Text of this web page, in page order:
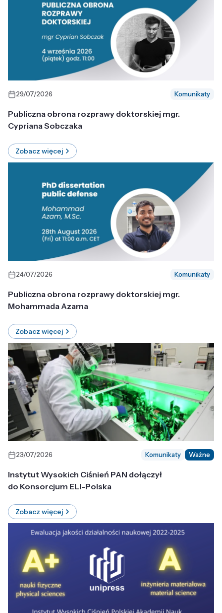
29/07/2026 Komunikaty
Publiczna obrona rozprawy doktorskiej mgr.
Cypriana Sobczaka
Zobacz więcej
24/07/2026 Komunikaty
Publiczna obrona rozprawy doktorskiej mgr.
Mohammada Azama
Zobacz więcej
23/07/2026 Komunikaty Ważne
Instytut Wysokich Ciśnień PAN dołączył
do Konsorcjum ELI-Polska
Zobacz więcej